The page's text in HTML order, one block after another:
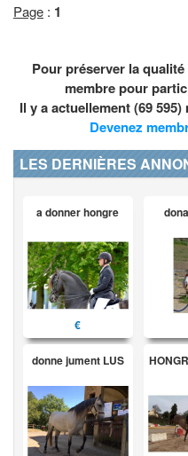
Page : 1
Pour préserver la
membre pour
Il y a actuellement (69
Devenez
LES DERNIÈRES
a donner hongre
€
donne jument LUS